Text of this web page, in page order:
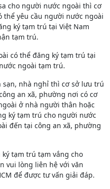
cho người nước ngoài thì cơ
thể yêu cầu người nước ngoài
ký tạm trú tại Việt Nam
tạm trú.
có thể đăng ký tạm trú tại
ngoài tạm trú.
nhà nghỉ thì cơ sở lưu trú
an xã, phường nơi có cơ
ở nhà người thân hoặc
ký tạm trú cho người nước
đến tại công an xã, phường
ký tạm trú tạm vắng cho
vui lòng liên hệ với văn
để được tư vấn giải đáp.